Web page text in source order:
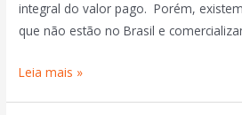
integral do valor pago. Porém,
que não estão no Brasil e
Leia mais »